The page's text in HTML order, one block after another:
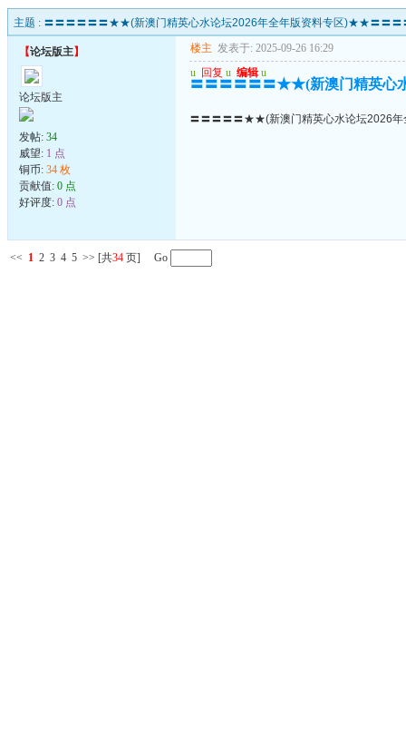
主题 : 〓〓〓〓〓〓★★(新澳门精英心水论坛2026年全年版资料专区)★★〓〓〓
【论坛版主】
论坛版主
发帖: 34
威望: 1 点
铜币: 34 枚
贡献值: 0 点
好评度: 0 点
楼主 发表于: 2025-09-26 16:29
u 回复 u 编辑 u
〓〓〓〓〓〓★★(新澳门精英心
〓〓〓〓〓★★(新澳门精英心水论坛2026
<< 1 2 3 4 5 >> [共34 页] Go